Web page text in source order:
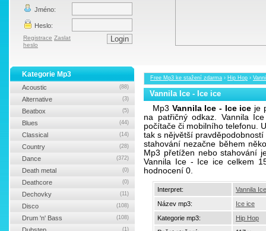
Jméno:
Heslo:
Registrace Zaslat
heslo
Free Mp3 ke stažení zdarma › Hip Hop ›
Vannila Ice - Ice ice
Mp3 Vannila Ice - Ice ice je
na patřičný odkaz. Vannila
počítače či mobilního telefonu.
tak s nějvětší
stahování nezačne během
Mp3 přetížen nebo stahování
Vannila Ice - Ice ice celkem
hodnocení 0.
Interpret:
Vannila Ice
Název mp3:
Ice ice
Kategorie mp3:
Hip Hop
Kategorie Mp3
Acoustic (88)
Alternative (3)
Beatbox (5)
Blues (44)
Classical (14)
Country (28)
Dance (372)
Death metal (0)
Deathcore (0)
Dechovky (11)
Disco (108)
Drum 'n' Bass (108)
(1)